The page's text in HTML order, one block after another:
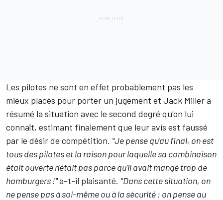
Les pilotes ne sont en effet probablement pas les
mieux placés pour porter un jugement et Jack Millera
résumé la situation avec le second degré qu'on lui
connaît, estimant finalement que leur avis est faussé
par le désir de compétition. "Je pense qu'au final, on est
tous des pilotes et la raison pour laquelle sa combinaison
était ouverte n'était pas parce qu'il avait mangé trop de
hamburgers !"a-t-il plaisanté. "Dans cette situation, on
ne pense pas à soi-même ou à la sécurité : on pense au